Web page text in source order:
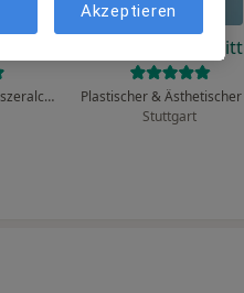
Allgemeinchirurg, Viszeralchirurg
Johannes Schmitt
Stuttgart
Akzeptieren